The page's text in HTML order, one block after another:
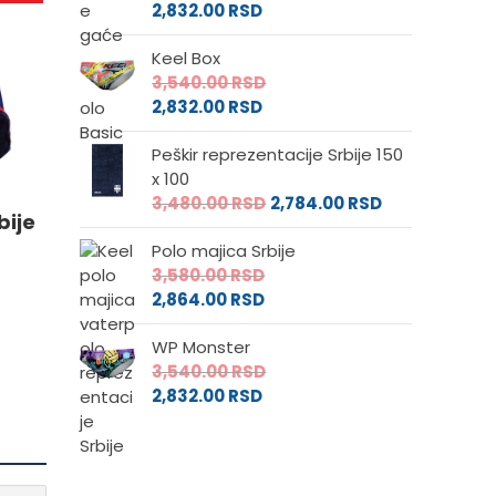
2,832.00RSD
Keel Box
3,540.00RSD
2,832.00RSD
Peškir reprezentacije Srbije 150
x 100
3,480.00RSD 2,784.00RSD
Polo majica Srbije
3,580.00RSD
2,864.00RSD
WP Monster
3,540.00RSD
2,832.00RSD